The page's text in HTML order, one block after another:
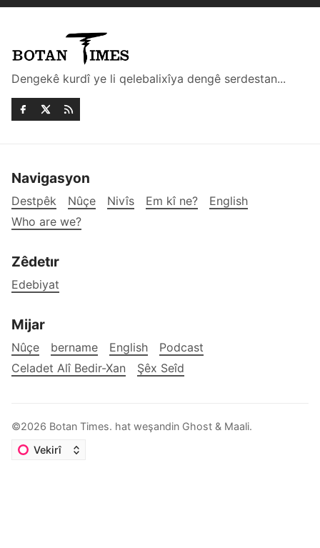
Dengekê kurdî ye li qelebalixîya dengê serdestan...
Navigasyon
Destpêk Nûçe Nivîs Em kî ne?
English
Who are we?
Zêdetır
Edebiyat
Mijar
Nûçe bername English
Podcast
Celadet Alî Bedir-Xan
Şêx Seîd
©2026 Botan Times. hat weşandin Ghost & Maali.